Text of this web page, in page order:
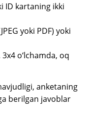
ID kartaning ikki
yoki PDF) yoki
o‘lchamda, oq
anketaning
berilgan javoblar